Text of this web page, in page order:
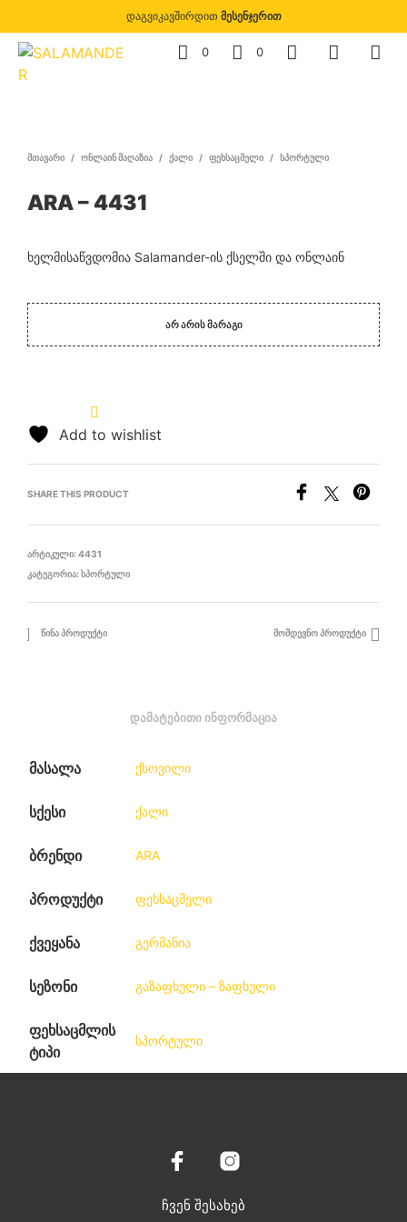
დაგვიკავშირდით მესენჯერით
0 0
ᲛᲗᲐᲕᲐᲠᲘ / ᲝᲜᲚᲐᲘᲜ ᲛᲐᲦᲐᲖᲘᲐ / ᲥᲐᲚᲘ / ᲤᲔᲮᲡᲐᲪᲛᲔᲚᲘ / ᲡᲞᲝᲠᲢᲣᲚᲘ
ARA – 4431
ხელმისაწვდომია Salamander-ის ქსელში და ონლაინ
ᲐᲠ ᲐᲠᲘᲡ ᲛᲐᲠᲐᲒᲘ
Add to wishlist
SHARE THIS PRODUCT
ᲐᲠᲢᲘᲙᲣᲚᲘ: 4431
ᲙᲐᲢᲔᲒᲝᲠᲘᲐ: ᲡᲞᲝᲠᲢᲣᲚᲘ
ᲬᲘᲜᲐ ᲞᲠᲝᲓᲣᲥᲢᲘ ᲛᲝᲛᲓᲔᲕᲜᲝ ᲞᲠᲝᲓᲣᲥᲢᲘ
ᲓᲐᲛᲐᲢᲔᲑᲘᲗᲘ ᲘᲜᲤᲝᲠᲛᲐᲪᲘᲐ
მასალა ქსოვილი
სქესი ქალი
ბრენდი ARA
პროდუქტი ფეხსაცმელი
ქვეყანა გერმანია
სეზონი გაზაფხული – ზაფხული
ფეხსაცმლის
ტიპი
სპორტული
ჩვენ შესახებ